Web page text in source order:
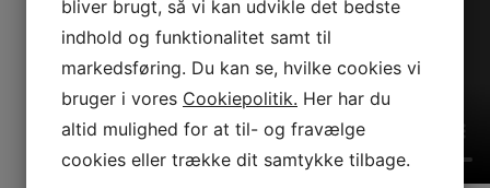
bliver brugt, så vi kan udvikle det bedste
indhold og funktionalitet samt til
markedsføring. Du kan se, hvilke cookies vi
bruger i vores Cookiepolitik. Her har du
altid mulighed for at til- og fravælge
cookies eller trække dit samtykke tilbage.